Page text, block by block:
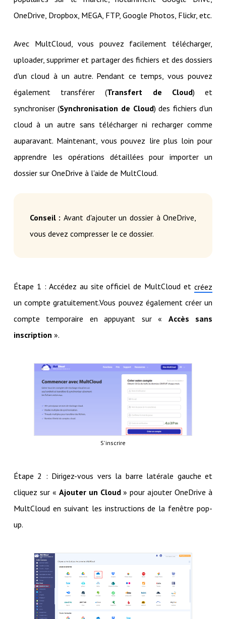
OneDrive, Dropbox, MEGA, FTP, Google Photos, Flickr, etc.
Avec MultCloud, vous pouvez facilement télécharger,
uploader, supprimer et partager des fichiers et des dossiers
d'un cloud à un autre. Pendant ce temps, vous pouvez
également transférer (Transfert de Cloud) et
synchroniser (Synchronisation de Cloud) des fichiers d'un
cloud à un autre sans télécharger ni recharger comme
auparavant. Maintenant, vous pouvez lire plus loin pour
apprendre les opérations détaillées pour importer un
dossier sur OneDrive à l'aide de MultCloud.
Conseil :Avant d'ajouter un dossier à OneDrive,
vous devez compresser le ce dossier.
Étape 1 : Accédez au site officiel de MultCloud etcréez
un compte gratuitement.Vous pouvez également créer un
compte temporaire en appuyant sur « Accès sans
inscription ».
S'inscrire
Étape 2 : Dirigez-vous vers la barre latérale gauche et
cliquez sur « Ajouter un Cloud» pour ajouter OneDrive à
MultCloud en suivant les instructions de la fenêtre pop-
up.